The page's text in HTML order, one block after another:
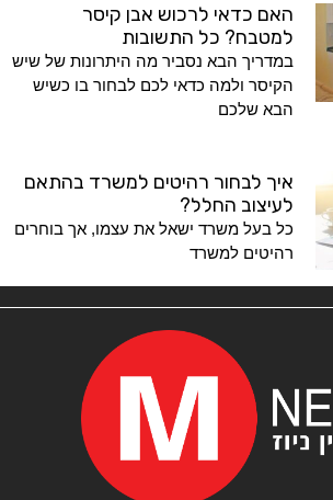
האם כדאי לרכוש אבן קיסר
למטבח? כל התשובות
במדריך הבא נסביר מה היתרונות של שיש
הקיסר ולמה כדאי לכם לבחור בו כשיש
הבא שלכם
איך לבחור רהיטים למשרד בהתאם
לעיצוב החלל?
כל בעל משרד ישאל את עצמו, אך בוחרים
רהיטים למשרד